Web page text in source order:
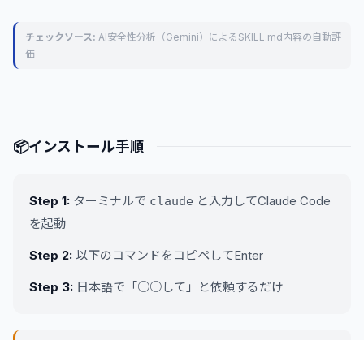
チェックソース: AI安全性分析（Gemini）によるSKILL.md内容の自動評
価
📦インストール手順
Step 1: ターミナルで claude と入力してClaude Code
を起動
Step 2: 以下のコマンドをコピペしてEnter
Step 3: 日本語で「○○して」と依頼するだけ